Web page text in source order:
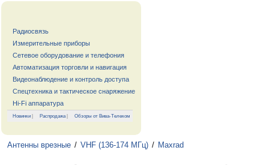
Радиосвязь
Измерительные приборы
Сетевое оборудование и телефония
Автоматизация торговли и навигация
Видеонаблюдение и контроль доступа
Спецтехника и тактическое снаряжение
Hi-Fi аппаратура
Новинки | Распродажа| Обзоры от Вива-Телеком
Антенны врезные / VHF (136-174 МГц) / Maxrad